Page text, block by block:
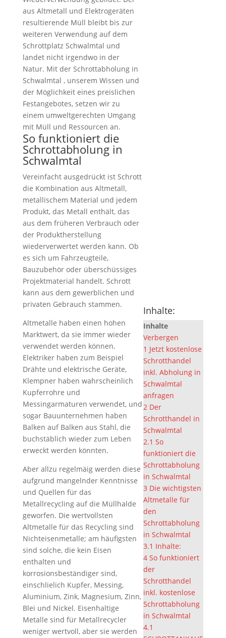
aus Altmetall und Elektrogeräten
resultierende Müll bleibt bis zur
weiteren Verwendung auf dem
Schrottplatz Schwalmtal und
landet nicht irgendwo in der
Natur. Mit der Schrottabholung in
Schwalmtal , unserem Wissen und
der Möglichkeit eines preislichen
Festangebotes, setzen wir zu
einem umweltgerechten Umgang
mit Müll und Ressourcen an.
So funktioniert die
Schrottabholung in
Schwalmtal
Vereinfacht ausgedrückt ist Schrott
die Kombination aus Altmetall,
metallischem Material und jedem
Produkt, das Metall enthält, das
aus dem früheren Verbrauch oder
der Produktherstellung
wiederverwertet werden kann. Ob
es sich um Fahrzeugteile,
Bauzubehör oder überschüssiges
Projektmaterial handelt. Schrott
kann aus dem gewerblichen und
privaten Gebrauch stammen.
Altmetalle haben einen hohen
Marktwert, da sie immer wieder
verwendet werden können.
Elektriker haben zum Beispiel
Drähte und elektrische Geräte,
Klempner haben wahrscheinlich
Kupferrohre und
Messingarmaturen verwendet, und
sogar Bauunternehmen haben
Balken auf Balken aus Stahl, die
buchstäblich wieder zum Leben
erweckt werden könnten.
Aber allzu regelmäig werden diese
aufgrund mangelnder Kenntnisse
und Quellen für das
Metallrecycling auf die Müllhalde
geworfen. Die wertvollsten
Altmetalle für das Recycling sind
Nichteisenmetalle; am häufigsten
sind solche, die kein Eisen
enthalten und
korrosionsbeständiger sind,
einschlielich Kupfer, Messing,
Aluminium, Zink, Magnesium, Zinn,
Blei und Nickel. Eisenhaltige
Metalle sind für Metallrecycler
weniger wertvoll, aber sie werden
Inhalte:
Inhalte
Verbergen
1 Jetzt kostenlose
Schrotthandel
inkl. Abholung in
Schwalmtal
anfragen
2 Der
Schrotthandel in
Schwalmtal
2.1 So
funktioniert die
Schrottabholung
in Schwalmtal
3 Die wichtigsten
Altmetalle für
den
Schrottabholung
in Schwalmtal
3.1 Inhalte:
4 So funktioniert
der
Schrotthandel
inkl. kostenlose
Schrottabholung
in Schwalmtal
4.1